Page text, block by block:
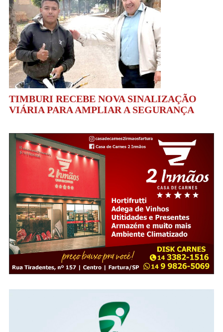
TIMBURI RECEBE NOVA SINALIZAÇÃO
VIÁRIA PARA AMPLIAR A SEGURANÇA